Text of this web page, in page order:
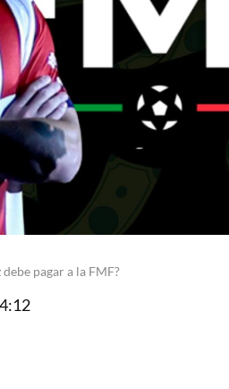
pagar a la FMF?